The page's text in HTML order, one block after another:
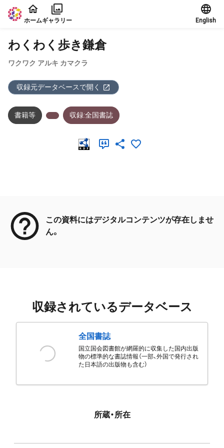
本文に飛ぶ
ホームギャラリー English
わくわく歩き鎌倉
ワクワク アルキ カマクラ
収録元データベースで開く
書籍等 収録:全国書誌
この資料にはデジタルコンテンツが存在しませ
ん。
収録されているデータベース
全国書誌
国立国会図書館が網羅的に収集した国内出版
物の標準的な書誌情報（一部、外国で発行され
た日本語の出版物も含む）
所蔵・所在